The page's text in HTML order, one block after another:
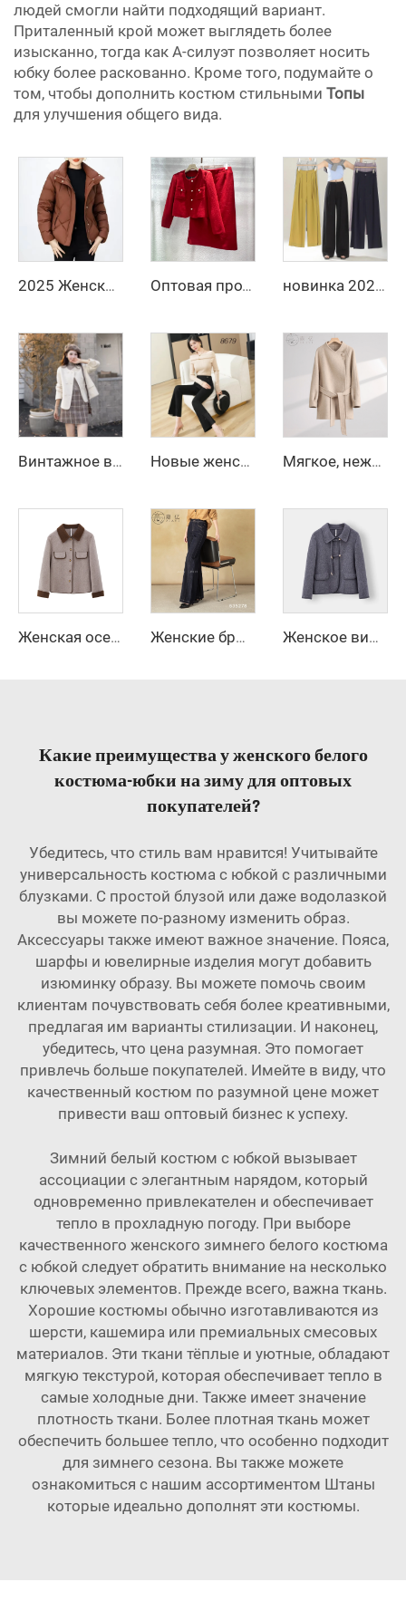
людей смогли найти подходящий вариант.
Приталенный крой может выглядеть более
изысканно, тогда как А-силуэт позволяет носить
юбку более раскованно. Кроме того, подумайте о
том, чтобы дополнить костюм стильными Топы
для улучшения общего вида.
2025 Женская укороченная узкая пуховая куртка с объемными рукавами, теплая белая куртка с пуховым утеплителем, новая модная зимняя модель Оптовая продажа женских офисных костюмов, красный деловой костюм, двойной костюм из твида, юбка-блузка, платье для женщин новинка 2025, весна/лето, свободные брюки с широкими штанинами, прямые брюки с высокой талией в стиле слим-фит, производитель повседневных брюк
Винтажное высококачественное шерстяное пальто двустороннее длинное осенне-зимнее повседневное с маленькими лацканами двубортное с декоративной отделкой из овчины Новые женские формальные офисные брюки, женские рабочие повседневные брюки-леггинсы с карманами, расширенные к низу Мягкое, нежное пальто из шерсти с воротником-стойкой, пояс на талии, льстящее фигуре, средней длины, шерстяное пальто
Женская осенняя новая модная укороченная блейзер-куртка из смесового материала, винтажное пальто с длинными рукавами, женская верхняя одежда, стильная женская одежда Женские брюки с широкими штанинами и длинными рукавами, застежка на молнии, осенний уличный стиль, анти-складки, повседневные джинсы Женское винтажное двустороннее шерстяное пальто премиум-класса, повседневное длинное пальто на осень-зиму с небольшими лацканами, нейлоновой подкладкой и декором из овчины
Какие преимущества у женского белого
костюма-юбки на зиму для оптовых
покупателей?
Убедитесь, что стиль вам нравится! Учитывайте
универсальность костюма с юбкой с различными
блузками. С простой блузой или даже водолазкой
вы можете по-разному изменить образ.
Аксессуары также имеют важное значение. Пояса,
шарфы и ювелирные изделия могут добавить
изюминку образу. Вы можете помочь своим
клиентам почувствовать себя более креативными,
предлагая им варианты стилизации. И наконец,
убедитесь, что цена разумная. Это помогает
привлечь больше покупателей. Имейте в виду, что
качественный костюм по разумной цене может
привести ваш оптовый бизнес к успеху.
Зимний белый костюм с юбкой вызывает
ассоциации с элегантным нарядом, который
одновременно привлекателен и обеспечивает
тепло в прохладную погоду. При выборе
качественного женского зимнего белого костюма
с юбкой следует обратить внимание на несколько
ключевых элементов. Прежде всего, важна ткань.
Хорошие костюмы обычно изготавливаются из
шерсти, кашемира или премиальных смесовых
материалов. Эти ткани тёплые и уютные, обладают
мягкую текстурой, которая обеспечивает тепло в
самые холодные дни. Также имеет значение
плотность ткани. Более плотная ткань может
обеспечить большее тепло, что особенно подходит
для зимнего сезона. Вы также можете
ознакомиться с нашим ассортиментом Штаны
которые идеально дополнят эти костюмы.